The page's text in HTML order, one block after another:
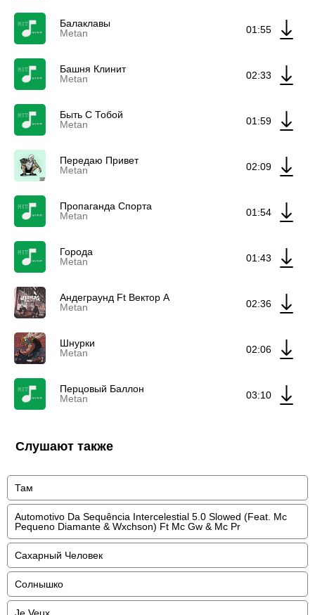
Балаклавы
Metan
01:55
Башня Клинит
Metan
02:33
Быть С Тобой
Metan
01:59
Передаю Привет
Metan
02:09
Пропаганда Спорта
Metan
01:54
Города
Metan
01:43
Андеграунд Ft Вектор А
Metan
02:36
Шнурки
Metan
02:06
Перцовый Баллон
Metan
03:10
Слушают также
Там
Automotivo Da Sequência Intercelestial 5.0 Slowed (Feat. Mc
Pequeno Diamante & Wxchson) Ft Mc Gw & Mc Pr
Сахарный Человек
Солнышко